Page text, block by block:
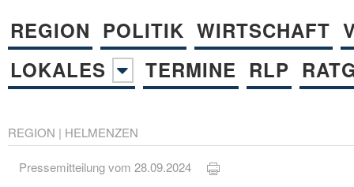
REGION POLITIK WIRTSCHAFT
LOKALES
TERMINE RLP
REGION | HELMENZEN
Pressemitteilung vom 28.09.2024